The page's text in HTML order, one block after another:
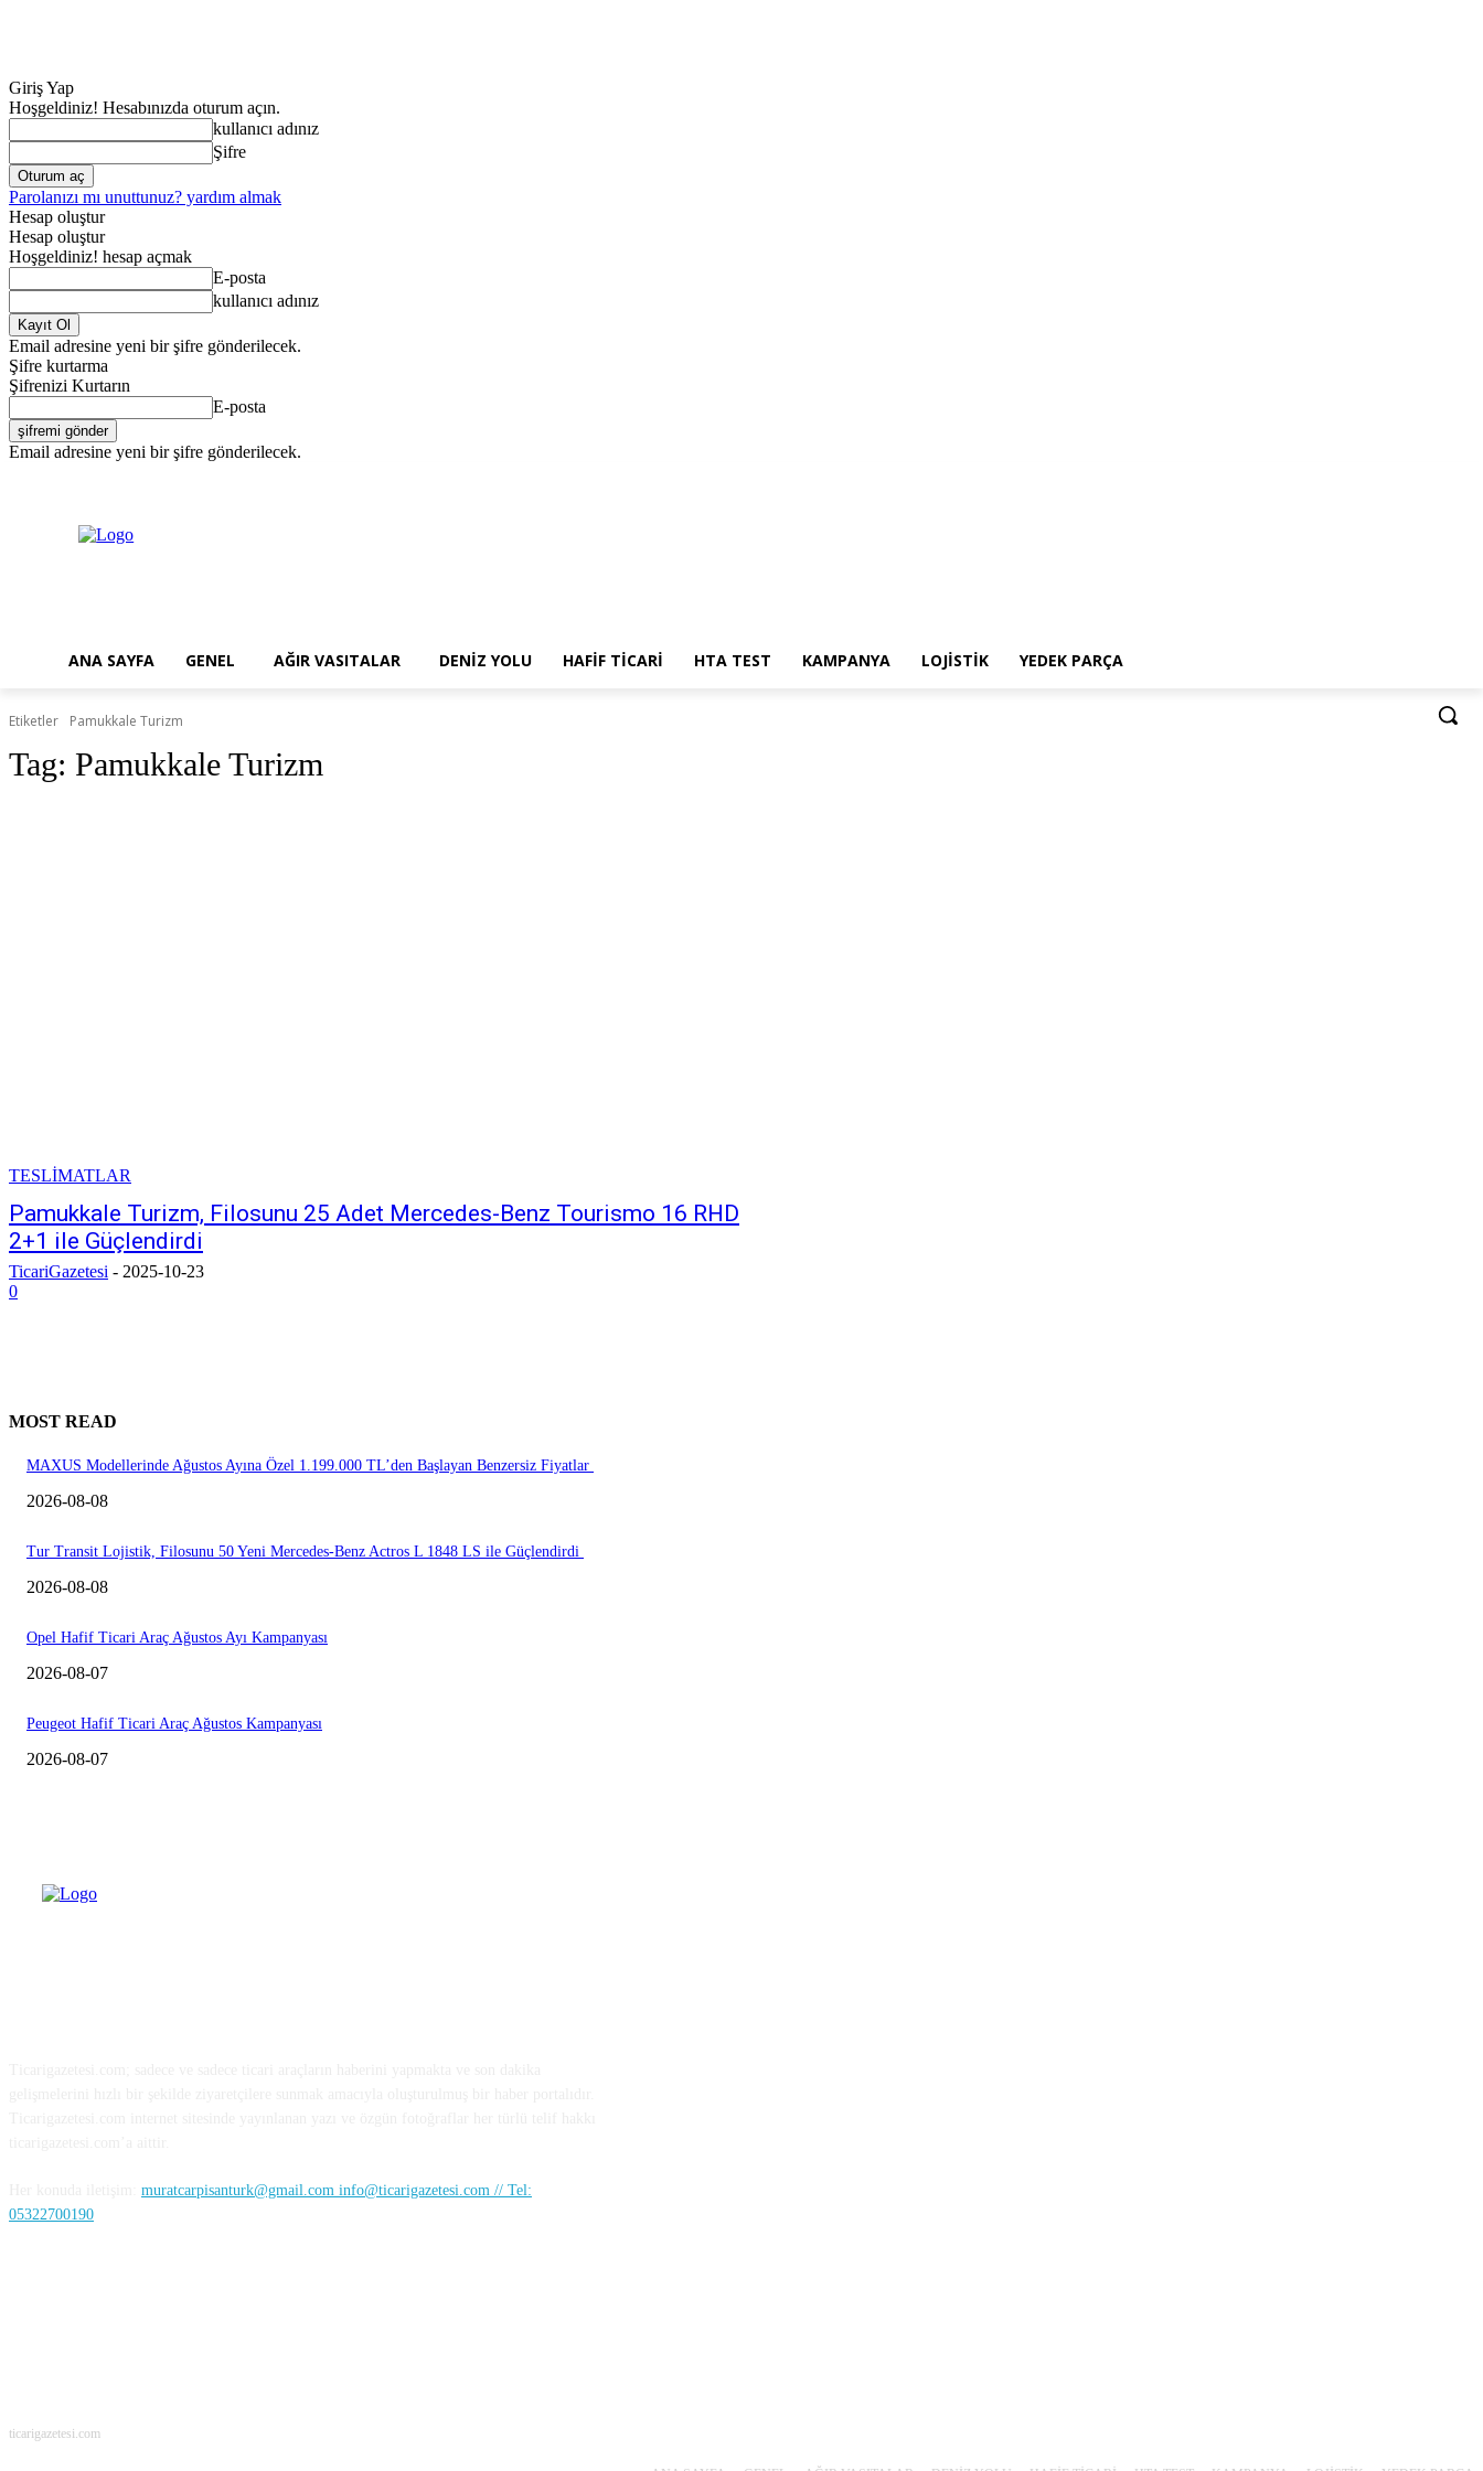
Giriş Yap
Hoşgeldiniz! Hesabınızda oturum açın.
kullanıcı adınız
Şifre
Parolanızı mı unuttunuz? yardım almak
Hesap oluştur
Hesap oluştur
Hoşgeldiniz! hesap açmak
E-posta
kullanıcı adınız
Email adresine yeni bir şifre gönderilecek.
Şifre kurtarma
Şifrenizi Kurtarın
E-posta
Email adresine yeni bir şifre gönderilecek.
ANA SAYFA GENEL AĞIR VASITALAR DENİZ YOLU HAFİF TİCARİ HTA TEST KAMPANYA LOJİSTİK YEDEK PARÇA
Etiketler Pamukkale Turizm
Tag: Pamukkale Turizm
TESLİMATLAR
Pamukkale Turizm, Filosunu 25 Adet Mercedes-Benz Tourismo 16 RHD
2+1 ile Güçlendirdi
TicariGazetesi - 2025-10-23
0
MOST READ
MAXUS Modellerinde Ağustos Ayına Özel 1.199.000 TL’den Başlayan Benzersiz Fiyatlar
2026-08-08
Tur Transit Lojistik, Filosunu 50 Yeni Mercedes-Benz Actros L 1848 LS ile Güçlendirdi
2026-08-08
Opel Hafif Ticari Araç Ağustos Ayı Kampanyası
2026-08-07
Peugeot Hafif Ticari Araç Ağustos Kampanyası
2026-08-07
muratcarpisanturk@gmail.com info@ticarigazetesi.com // Tel:
05322700190
ticarigazetesi.com